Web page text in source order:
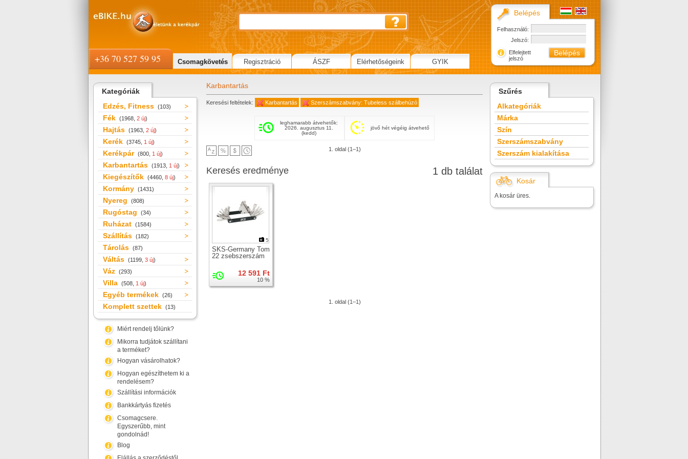
Kategóriák
Edzés, Fitness (103)
Fék (1968, 2 új)
Hajtás (1963, 2 új)
Kerék (3745, 1 új)
Kerékpár (800, 1 új)
Karbantartás (1913, 1 új)
Kiegészítők (4460, 8 új)
Kormány (1431)
Nyereg (808)
Rugóstag (34)
Ruházat (1584)
Szállítás (182)
Tárolás (87)
Váltás (1199, 3 új)
Váz (293)
Villa (508, 1 új)
Egyéb termékek (26)
Komplett szettek (13)
Miért rendelj tőlünk?
Mikorra tudjátok szállítani
a terméket?
Hogyan vásárolhatok?
Hogyan egészíthetem ki a
rendelésem?
Szállítási információk
Bankkártyás fizetés
Csomagcsere.
Egyszerűbb, mint
gondolnád!
Blog
Karbantartás
Keresési feltételek: Karbantartás Szerszámszabvány: Tubeless szálbehúzó
leghamarabb átvehetők:
2026. augusztus 11.
(kedd)
jövő hét végéig átvehető
1. oldal (1–1)
1 db találat
Keresés eredménye
5
SKS-Germany Tom
22 zsebszerszám
12 591 Ft
10 %
1. oldal (1–1)
Szűrés
Alkategóriák
Márka
Szín
Szerszámszabvány
Szerszám kialakítása
Kosár
A kosár üres.
Belépés
Felhasználó:
Jelszó:
Elfelejtett
jelszó
+36 70 527 59 95 Csomagkövetés Regisztráció ÁSZF Elérhetőségeink GYIK